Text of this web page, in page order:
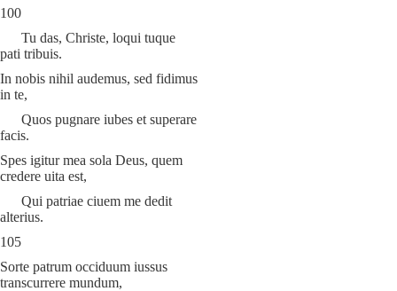
100
Tu das, Christe, loqui tuque
pati tribuis.
In nobis nihil audemus, sed fidimus
in te,
Quos pugnare iubes et superare
facis.
Spes igitur mea sola Deus, quem
credere uita est,
Qui patriae ciuem me dedit
alterius.
105
Sorte patrum occiduum iussus
transcurrere mundum,